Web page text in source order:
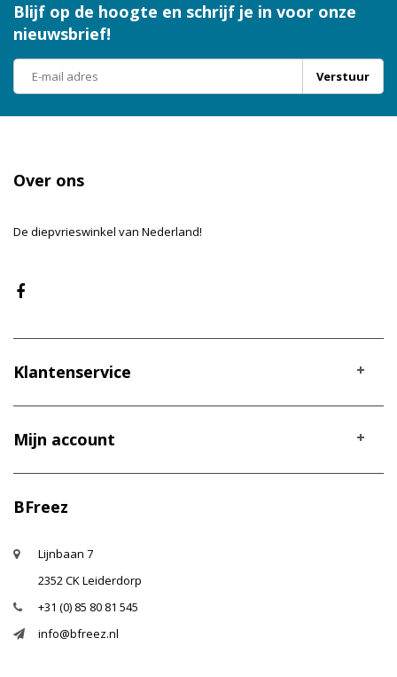
Blijf op de hoogte en schrijf je in voor onze
nieuwsbrief!
Verstuur
Over ons
De diepvrieswinkel van Nederland!
Klantenservice
Mijn account
BFreez
Lijnbaan 7
2352 CK Leiderdorp
+31 (0) 85 80 81 545
info@bfreez.nl